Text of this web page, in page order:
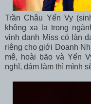
Trần Châu Yến Vy
không xa lạ trong
vinh danh Miss có làn
riêng cho giới Doanh
mê, hoài bão và Yến
nghĩ, dám làm thì mình